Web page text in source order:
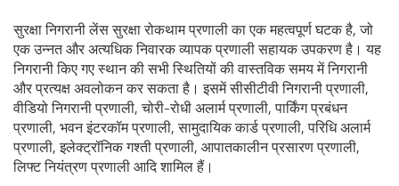
सुरक्षा निगरानी लेंस सुरक्षा रोकथाम प्रणाली का एक महत्वपूर्ण घटक है, जो
एक उन्नत और अत्यधिक निवारक व्यापक प्रणाली सहायक उपकरण है। यह
निगरानी किए गए स्थान की सभी स्थितियों की वास्तविक समय में निगरानी
और प्रत्यक्ष अवलोकन कर सकता है। इसमें सीसीटीवी निगरानी प्रणाली,
वीडियो निगरानी प्रणाली, चोरी-रोधी अलार्म प्रणाली, पार्किंग प्रबंधन
प्रणाली, भवन इंटरकॉम प्रणाली, सामुदायिक कार्ड प्रणाली, परिधि अलार्म
प्रणाली, इलेक्ट्रॉनिक गश्ती प्रणाली, आपातकालीन प्रसारण प्रणाली,
लिफ्ट नियंत्रण प्रणाली आदि शामिल हैं।